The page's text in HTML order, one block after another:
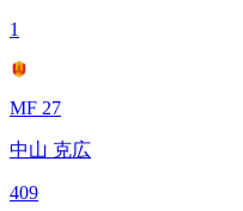
1
MF 27
中山 克広
409